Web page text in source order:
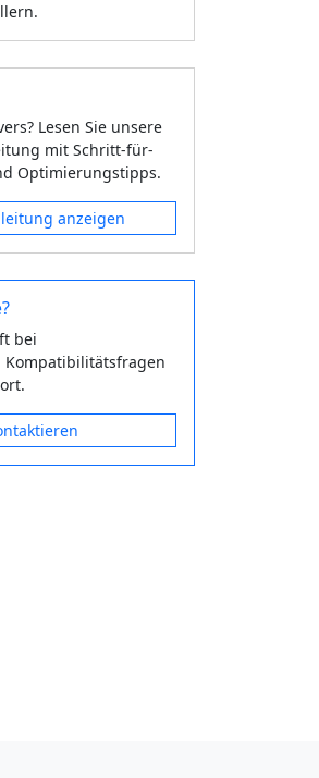
Lesen Sie unsere
mit Schritt-für-
Optimierungstipps.
anzeigen
bei